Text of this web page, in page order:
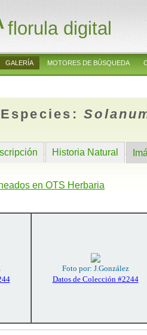
florula digital
GALERÍA MOTORES DE BÚSQUEDA
Especies:
Historia Natural
en OTS Herbaria
Foto por: J.González
Datos de Colección #2244